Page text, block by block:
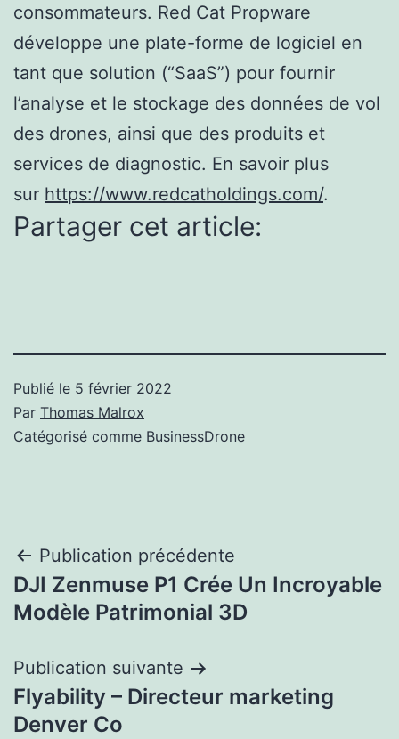
consommateurs. Red Cat Propware
développe une plate-forme de logiciel en
tant que solution (“SaaS”) pour fournir
l’analyse et le stockage des données de vol
des drones, ainsi que des produits et
services de diagnostic. En savoir plus
sur https://www.redcatholdings.com/.
Partager cet article:
Publié le 5 février 2022
Par Thomas Malrox
Catégorisé comme BusinessDrone
Navigation
de
Publication précédente
DJI Zenmuse P1 Crée Un Incroyable
Modèle Patrimonial 3D
Publication suivante
Flyability – Directeur marketing
Denver Co